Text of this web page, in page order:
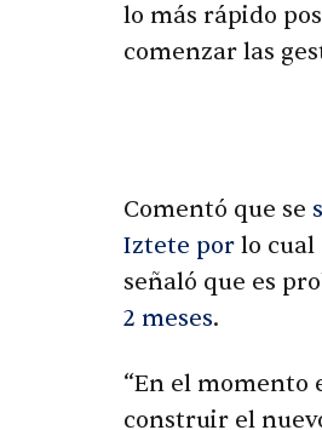
lo más rápido
comenzar las
Comentó que se
Iztete por lo cual
señaló que es
2 meses.
“En el momento
construir el